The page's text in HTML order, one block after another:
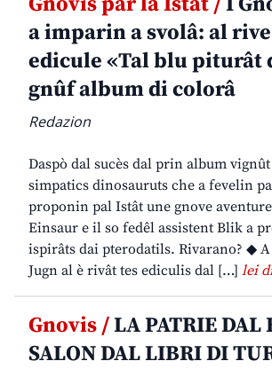
a imparin a svolâ: al
edicule «Tal blu piturât
gnûf album di colorâ
Redazion
Daspò dal sucès dal prin album
simpatics dinosauruts che a fevelin
proponin pal Istât une gnove
Einsaur e il so fedêl assistent Blik a
ispirâts dai pterodatils. Rivarano? ◆
Jugn al è rivât tes ediculis dal […] lei
Gnovis /LA PATRIE DAL
SALON DAL LIBRI DI